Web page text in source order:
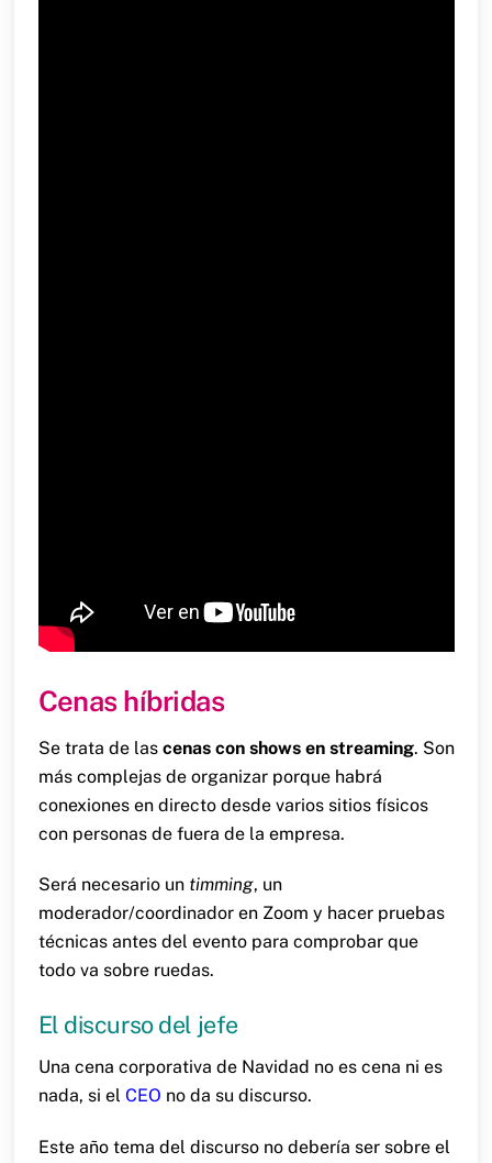
Cenas híbridas
Se trata de las cenas con shows en streaming. Son
más complejas de organizar porque habrá
conexiones en directo desde varios sitios físicos
con personas de fuera de la empresa.
Será necesario un timming, un
moderador/coordinador en Zoom y hacer pruebas
técnicas antes del evento para comprobar que
todo va sobre ruedas.
El discurso del jefe
Una cena corporativa de Navidad no es cena ni es
nada, si el CEO no da su discurso.
Este año tema del discurso no debería ser sobre el